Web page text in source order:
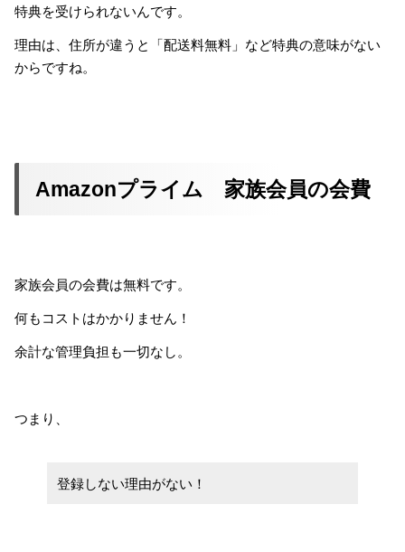
特典を受けられないんです。
理由は、住所が違うと「配送料無料」など特典の意味がない
からですね。
Amazonプライム 家族会員の会費
家族会員の会費は無料です。
何もコストはかかりません！
余計な管理負担も一切なし。
つまり、
登録しない理由がない！